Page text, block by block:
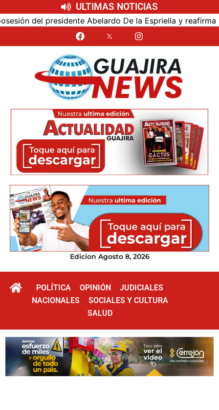
ULTIMAS NOTICIAS
del presidente Abelardo De la Espriella y reafirma su
Edicion Agosto 8, 2026
POLÍTICA OPINIÓN
JUDICIALES
NACIONALES
SOCIALES Y CULTURA
SALUD